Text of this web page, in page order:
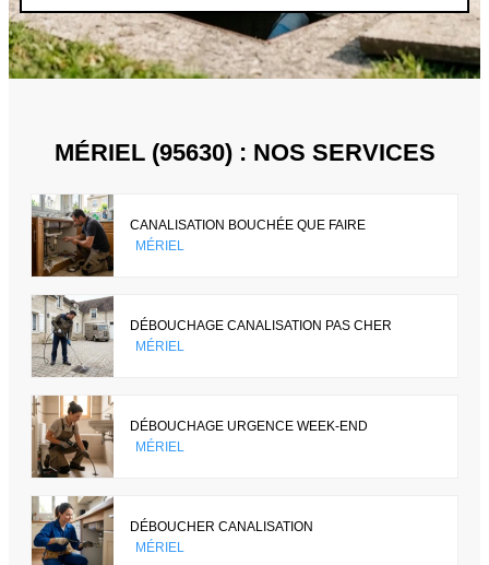
MÉRIEL (95630) : NOS SERVICES
CANALISATION BOUCHÉE QUE FAIRE
MÉRIEL
DÉBOUCHAGE CANALISATION PAS CHER
MÉRIEL
DÉBOUCHAGE URGENCE WEEK-END
MÉRIEL
DÉBOUCHER CANALISATION
MÉRIEL